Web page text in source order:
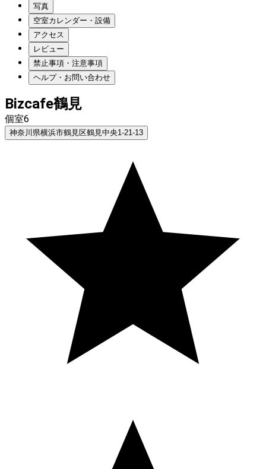
写真
空室カレンダー・設備
アクセス
レビュー
禁止事項・注意事項
ヘルプ・お問い合わせ
Bizcafe鶴見
個室6
神奈川県横浜市鶴見区鶴見中央1-21-13